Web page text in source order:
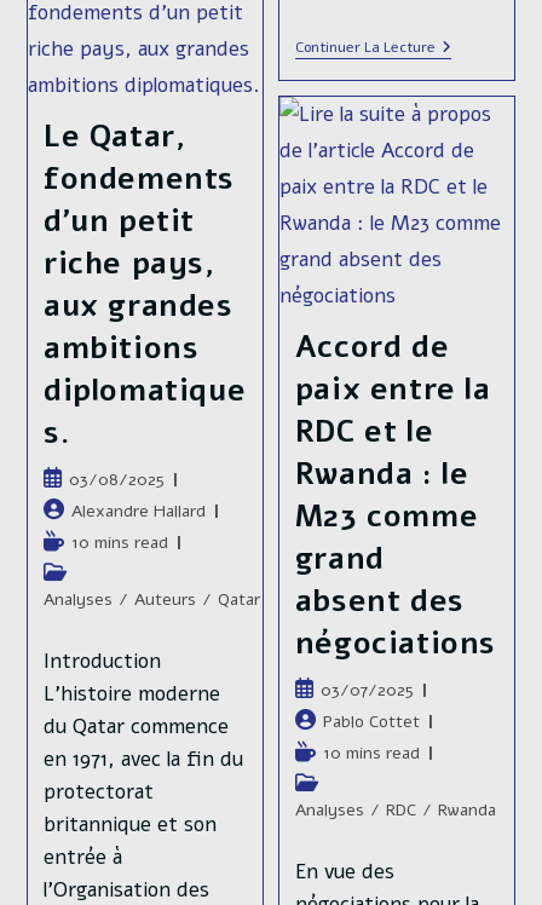
Intensification
Des
Combats
Malgré
Les
Doha
Continuer La Lecture
Des
États-
Unis
Convoqué
Au
Quai
D’Orsay
Pour
Avoir
La
Le Qatar,
fondements
d’un petit
riche pays,
aux grandes
ambitions
diplomatique
s.
Publication
publiée :
03/08/2025
Auteur/autrice
de
la
publication :
Alexandre Hallard
Temps
de
lecture :
10 mins read
Post
category:
Analyses / Auteurs / Qatar
Introduction
L’histoire moderne
du Qatar commence
en 1971, avec la fin du
protectorat
britannique et son
entrée à
l’Organisation des
Accord de
paix entre la
RDC et le
Rwanda : le
M23 comme
grand
absent des
négociations
Publication
publiée :
03/07/2025
Auteur/autrice
de
la
publication :
Pablo Cottet
Temps
de
lecture :
10 mins read
Post
category:
Analyses / RDC / Rwanda
En vue des
mexicaine. En effet,
tandis que le Nord
affiche des
indicateurs…
Continuer La LectureLes
Territoriales
Richesse
Au
Mexique,
Une
Historique
Entre
Nord
tellement de choses à
dire sur telle ou telle
bataille…
Militaire
La
En
2
:
De
Novembre
2022)
Ahmed al-
Chaara, un
ancien
djihadhste à
l’Elysée. Un
choix
stratégique
pour la
France
Publication
publiée :
Auteur/autrice
publication :
Alexandre Hallard
lecture :
Post Analyses
Twitter